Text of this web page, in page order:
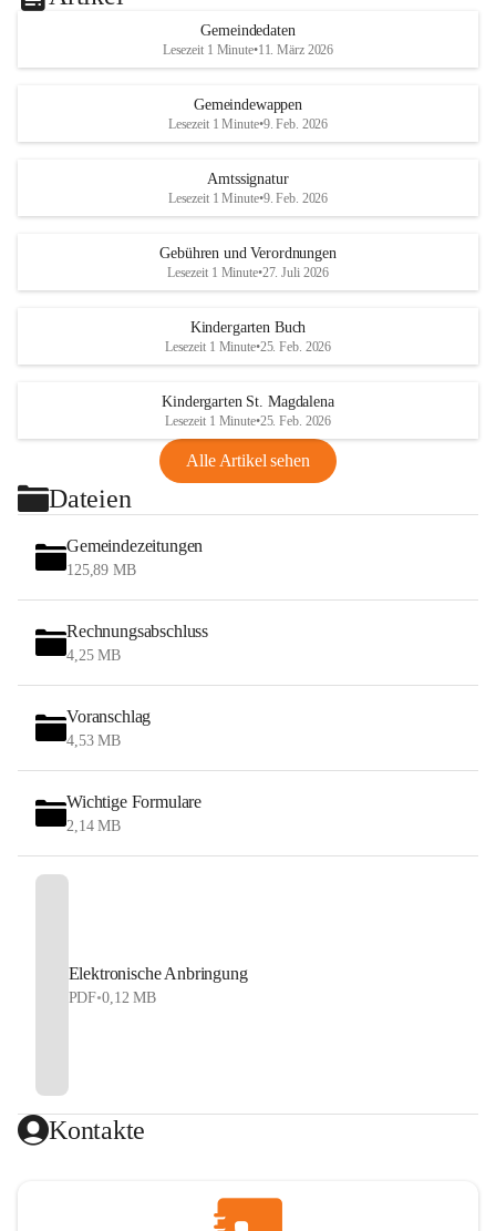
Gemeindedaten
Lesezeit 1 Minute•11. März 2026
Gemeindewappen
Lesezeit 1 Minute•9. Feb. 2026
Amtssignatur
Lesezeit 1 Minute•9. Feb. 2026
Gebühren und Verordnungen
Lesezeit 1 Minute•27. Juli 2026
Kindergarten Buch
Lesezeit 1 Minute•25. Feb. 2026
Kindergarten St. Magdalena
Lesezeit 1 Minute•25. Feb. 2026
Alle Artikel sehen
Dateien
Gemeindezeitungen
125,89 MB
Rechnungsabschluss
4,25 MB
Voranschlag
4,53 MB
Wichtige Formulare
2,14 MB
Elektronische Anbringung
PDF•0,12 MB
Kontakte